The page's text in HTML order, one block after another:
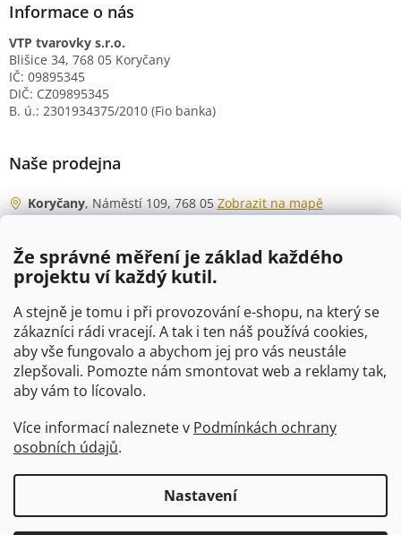
Že správné měření je základ každého
projektu ví každý kutil.
A stejně je tomu i při provozování e-shopu, na který se
zákazníci rádi vracejí. A tak i ten náš používá cookies,
aby vše fungovalo a abychom jej pro vás neustále
zlepšovali. Pomozte nám smontovat web a reklamy tak,
aby vám to lícovalo.
Více informací naleznete v Podmínkách ochrany
osobních údajů.
Nastavení
Informace o nás
VTP tvarovky s.r.o.
Blišice 34, 768 05 Koryčany
IČ: 09895345
DIČ: CZ09895345
B. ú.: 2301934375/2010 (Fio banka)
Naše prodejna
Koryčany, Náměstí 109, 768 05 Zobrazit na mapě
Po - Čt
06:00 - 07:00
07:30 - 15:30
Pá
06:00 - 07:00
07:30 - 15:00
So
07:00 - 10:00
Ne
zavřeno